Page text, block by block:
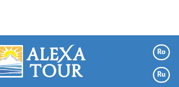
Ro
Ru